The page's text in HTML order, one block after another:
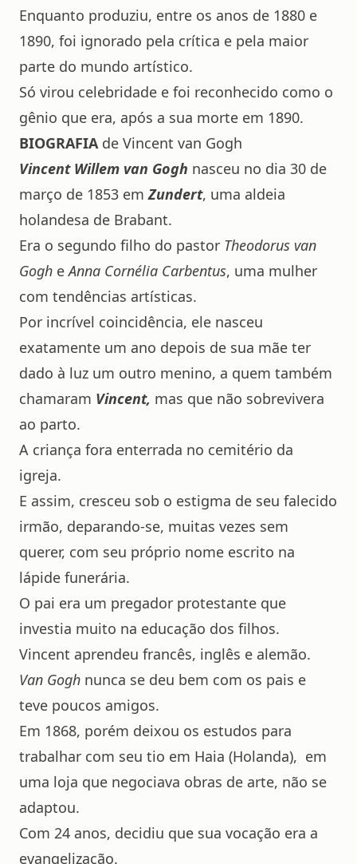
Enquanto produziu, entre os anos de 1880 e
1890, foi ignorado pela crítica e pela maior
parte do mundo artístico.
Só virou celebridade e foi reconhecido como o
gênio que era, após a sua morte em 1890.
BIOGRAFIAde Vincent van Gogh
Vincent Willem van Gogh nasceu no dia 30 de
março de 1853 emZundert, uma aldeia
holandesa de Brabant.
Era o segundo filho do pastor Theodorus van
Gogh eAnna Cornélia Carbentus, uma mulher
com tendências artísticas.
Por incrível coincidência, ele nasceu
exatamente um ano depois de sua mãe ter
dado à luz um outro menino, a quem também
chamaram Vincent, mas que não sobrevivera
ao parto.
A criança fora enterrada no cemitério da
igreja.
E assim, cresceu sob o estigma de seu falecido
irmão, deparando-se, muitas vezes sem
querer, com seu próprio nome escrito na
lápide funerária.
O pai era um pregador protestante que
investia muito na educação dos filhos.
Vincent aprendeu francês, inglês e alemão.
Van Gogh nunca se deu bem com os pais e
teve poucos amigos.
Em 1868, porém deixou os estudos para
trabalhar com seu tio em Haia (Holanda), em
uma loja que negociava obras de arte, não se
adaptou.
Com 24 anos, decidiu que sua vocação era a
evangelização.